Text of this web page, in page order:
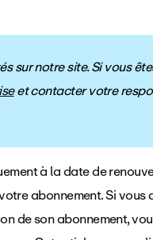
sur notre site. Si vous
et contacter votre
à la date de
abonnement. Si vous
de son abonnement,